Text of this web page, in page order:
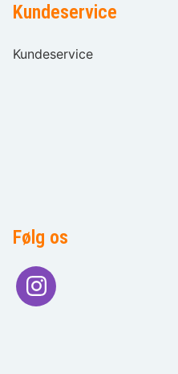
Kundeservice
Kundeservice
Følg os